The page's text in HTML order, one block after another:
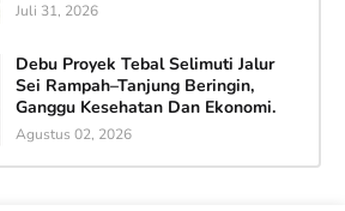
Juli 31, 2026
Debu Proyek Tebal Selimuti Jalur
Sei Rampah–Tanjung Beringin,
Ganggu Kesehatan Dan Ekonomi.
Agustus 02, 2026